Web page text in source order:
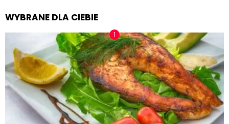
WYBRANE DLA CIEBIE